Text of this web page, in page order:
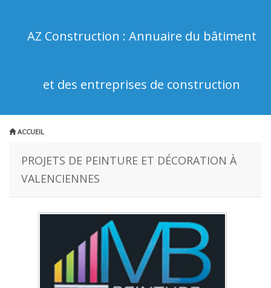
AZ Construction : Annuaire du bâtiment
et des entreprises de construction
ACCUEIL
PROJETS DE PEINTURE ET DÉCORATION À
VALENCIENNES